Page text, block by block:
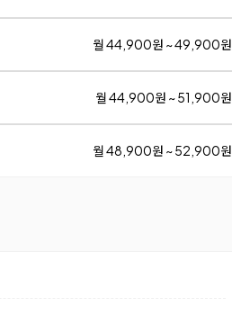
월 44,900원 ~ 49,900원
월 44,900원 ~ 51,900원
월 48,900원 ~ 52,900원